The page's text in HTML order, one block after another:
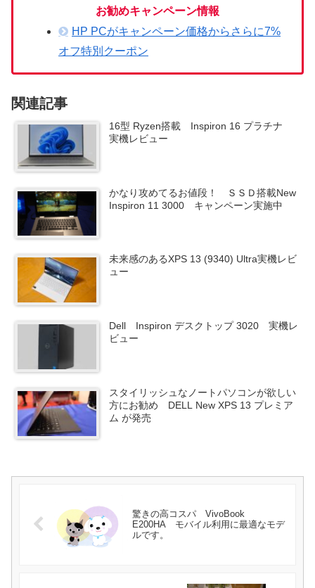
お勧めキャンペーン情報
HP PCがキャンペーン価格からさらに7%
オフ特別クーポン
関連記事
16型 Ryzen搭載 Inspiron 16 プラチナ
実機レビュー
かなり攻めてるお値段！ ＳＳＤ搭載New
Inspiron 11 3000 キャンペーン実施中
未来感のあるXPS 13 (9340) Ultra実機レビ
ュー
Dell Inspiron デスクトップ 3020 実機レ
ビュー
スタイリッシュなノートパソコンが欲しい
方にお勧め DELL New XPS 13 プレミア
ム が発売
驚きの高コスパ VivoBook
E200HA モバイル利用に最適なモデ
ルです。